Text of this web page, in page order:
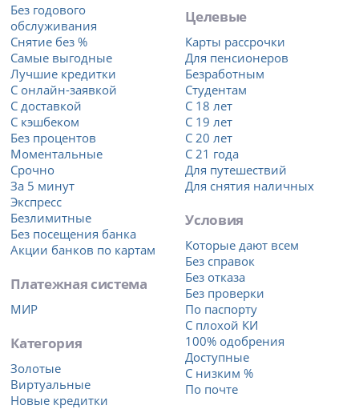
Без годового
обслуживания
Снятие без %
Самые выгодные
Лучшие кредитки
С онлайн-заявкой
С доставкой
С кэшбеком
Без процентов
Моментальные
Срочно
За 5 минут
Экспресс
Безлимитные
Без посещения банка
Акции банков по картам
Платежная система
МИР
Категория
Золотые
Виртуальные
Новые кредитки
Целевые
Карты рассрочки
Для пенсионеров
Безработным
Студентам
С 18 лет
С 19 лет
С 20 лет
С 21 года
Для путешествий
Для снятия наличных
Условия
Которые дают всем
Без справок
Без отказа
Без проверки
По паспорту
С плохой КИ
100% одобрения
Доступные
С низким %
По почте